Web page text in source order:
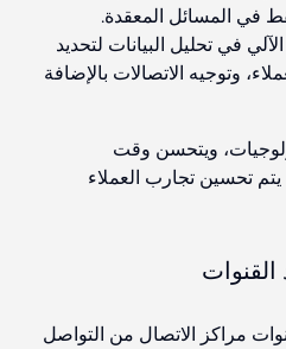
في المسائل المعقدة.
في تحليل البيانات لتحديد
وتوجيه الاتصالات بالإضافة
ويتحسن وقت
يتم تحسين تجارب العملاء
مراكز الاتصال من التواصل